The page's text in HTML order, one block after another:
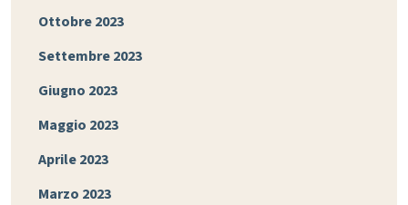
Ottobre 2023
Settembre 2023
Giugno 2023
Maggio 2023
Aprile 2023
Marzo 2023